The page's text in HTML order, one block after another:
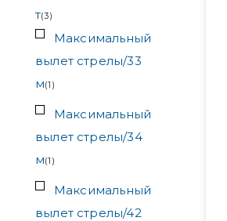
т(3)
Максимальный
вылет стрелы/33
м(1 )
Максимальный
вылет стрелы/34
м(1 )
Максимальный
вылет стрелы/42